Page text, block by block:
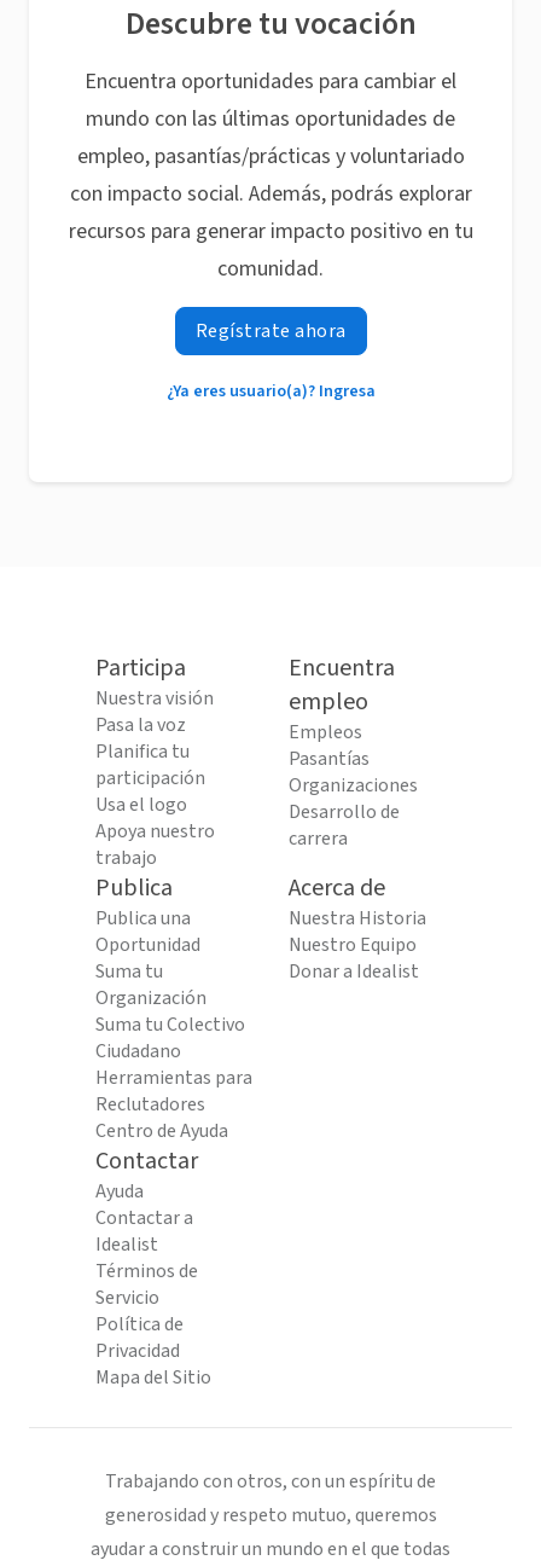
Descubre tu vocación
Encuentra oportunidades para cambiar el
mundo con las últimas oportunidades de
empleo, pasantías/prácticas y voluntariado
con impacto social. Además, podrás explorar
recursos para generar impacto positivo en tu
comunidad.
Regístrate ahora
¿Ya eres usuario(a)? Ingresa
Participa
Nuestra visión
Pasa la voz
Planifica tu
participación
Usa el logo
Apoya nuestro
trabajo
Encuentra
empleo
Empleos
Pasantías
Organizaciones
Desarrollo de
carrera
Publica
Publica una
Oportunidad
Suma tu
Organización
Suma tu Colectivo
Ciudadano
Herramientas para
Reclutadores
Centro de Ayuda
Acerca de
Nuestra Historia
Nuestro Equipo
Donar a Idealist
Contactar
Ayuda
Contactar a
Idealist
Términos de
Servicio
Política de
Privacidad
Mapa del Sitio
Trabajando con otros, con un espíritu de
generosidad y respeto mutuo, queremos
ayudar a construir un mundo en el que todas